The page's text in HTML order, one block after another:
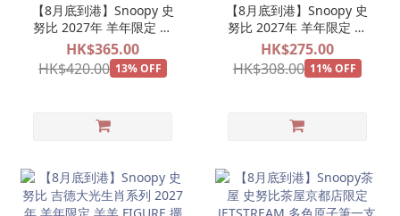
【8月底到港】Snoopy 史
努比 2027年 羊年限定 毛
絨羊帽 羔羊公仔 娃娃玩偶
HK$365.00
HK$420.00 13% OFF
【8月底到港】Snoopy 史
努比 2027年 羊年限定 毛
絨羊帽 羔羊公仔掛飾 娃娃
玩偶吊飾
HK$275.00
HK$308.00 11% OFF